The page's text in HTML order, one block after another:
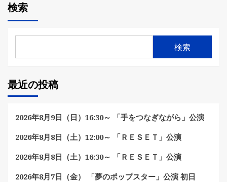
検索
検索
最近の投稿
2026年8月9日（日）16:30～ 「手をつなぎながら」公演
2026年8月8日（土）12:00～ 「ＲＥＳＥＴ」公演
2026年8月8日（土）16:30～ 「ＲＥＳＥＴ」公演
2026年8月7日（金） 「夢のポップスター」公演 初日